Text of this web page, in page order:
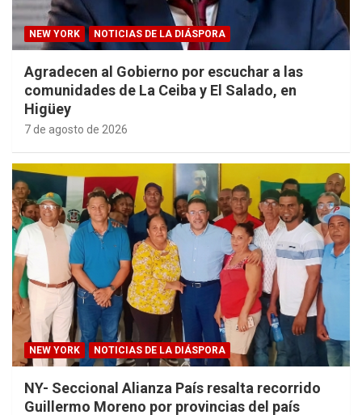
NEW YORK NOTICIAS DE LA DIÁSPORA
Agradecen al Gobierno por escuchar a las
comunidades de La Ceiba y El Salado, en
Higüey
7 de agosto de 2026
NEW YORK NOTICIAS DE LA DIÁSPORA
NY- Seccional Alianza País resalta recorrido
Guillermo Moreno por provincias del país